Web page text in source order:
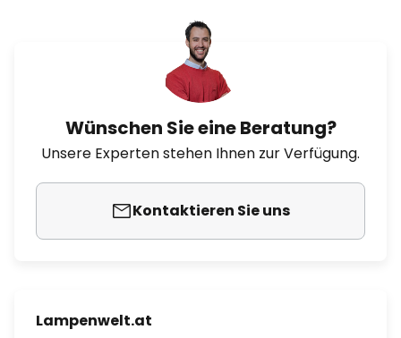
Wünschen Sie eine Beratung?
Unsere Experten stehen Ihnen zur Verfügung.
Kontaktieren Sie uns
Lampenwelt.at